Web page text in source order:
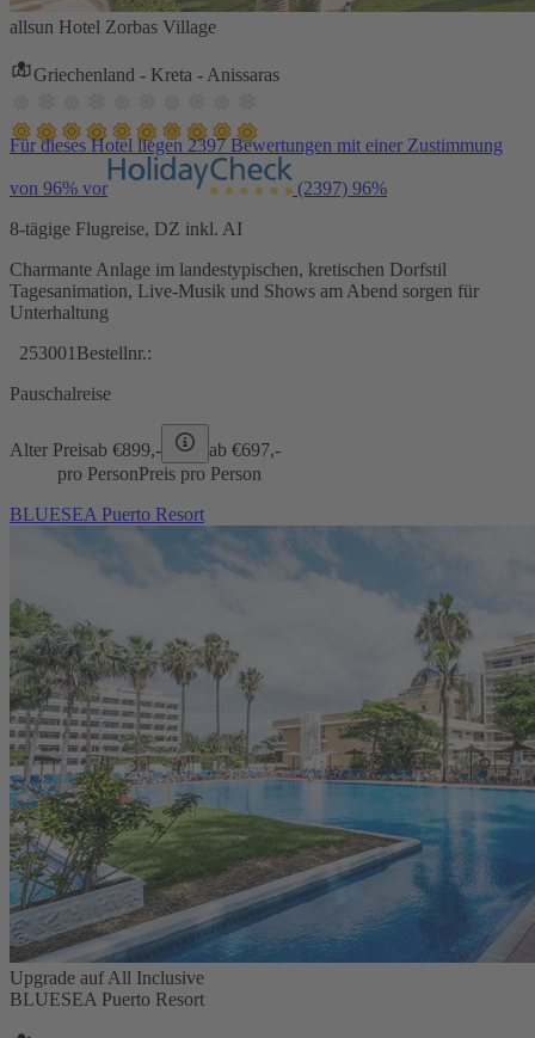
allsun Hotel Zorbas Village
Griechenland - Kreta - Anissaras
Für dieses Hotel liegen 2397 Bewertungen mit einer Zustimmung
von 96% vor (2397) 96%
8-tägige Flugreise, DZ inkl. AI
Charmante Anlage im landestypischen, kretischen Dorfstil
Tagesanimation, Live-Musik und Shows am Abend sorgen für
Unterhaltung
253001 Bestellnr.:
Pauschalreise
Alter Preisab €899,- ab €697,-
pro PersonPreis pro Person
BLUESEA Puerto Resort
Upgrade auf All Inclusive
BLUESEA Puerto Resort